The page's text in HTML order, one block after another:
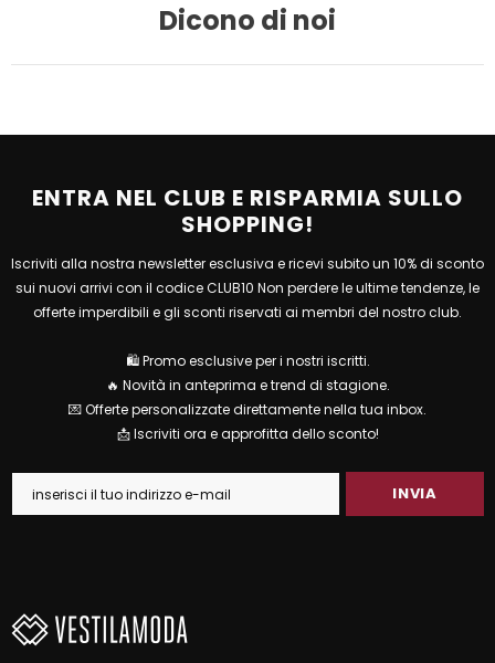
Dicono di noi
ENTRA NEL CLUB E RISPARMIA SULLO
SHOPPING!
Iscriviti alla nostra newsletter esclusiva e ricevi subito un 10% di sconto
sui nuovi arrivi con il codice CLUB10 Non perdere le ultime tendenze, le
offerte imperdibili e gli sconti riservati ai membri del nostro club.
🛍 Promo esclusive per i nostri iscritti.
🔥 Novità in anteprima e trend di stagione.
💌 Offerte personalizzate direttamente nella tua inbox.
📩 Iscriviti ora e approfitta dello sconto!